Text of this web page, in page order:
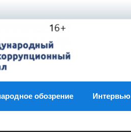
обозрение Интервью